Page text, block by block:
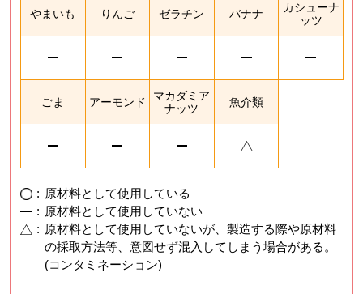
やまいも りんご ゼラチン バナナ
カシューナ
ッツ
ごま アーモンド
マカダミア
ナッツ
魚介類
: 原材料として使用している
: 原材料として使用していない
: 原材料として使用していないが、製造する際や原材料
の採取方法等、意図せず混入してしまう場合がある。
(コンタミネーション)